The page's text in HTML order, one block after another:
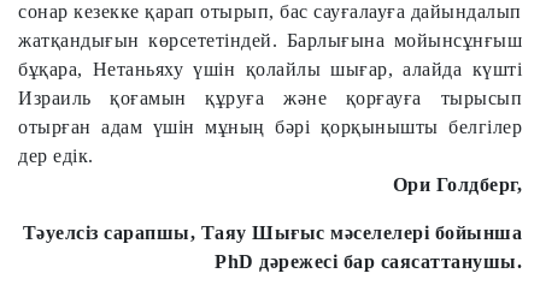
сонар кезекке қарап отырып, бас сауғалауға дайындалып
жатқандығын көрсететіндей. Барлығына мойынсұнғыш
бұқара, Нетаньяху үшін қолайлы шығар, алайда күшті
Израиль қоғамын құруға және қорғауға тырысып
отырған адам үшін мұның бәрі қорқынышты белгілер
дер едік.
Ори Голдберг,
Тәуелсіз сарапшы, Таяу Шығыс мәселелері бойынша
PhD дәрежесі бар саясаттанушы.